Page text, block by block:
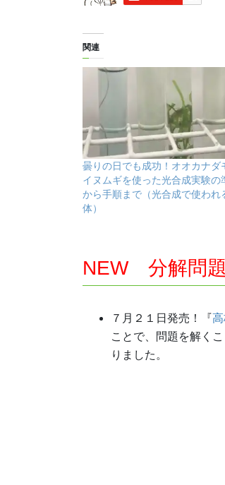
関連
曇りの日でも成功！オオカナダ
イヌムギを使った光合成実験の
から手順まで（光合成で使われ
体）
NEW 分解問
７月２１日発売！『
ことで、問題を解く
りました。